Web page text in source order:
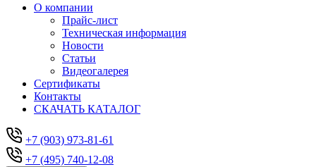
О компании
Прайс-лист
Техническая информация
Новости
Статьи
Видеогалерея
Сертификаты
Контакты
СКАЧАТЬ КАТАЛОГ
+7 (903) 973-81-61
+7 (495) 740-12-08